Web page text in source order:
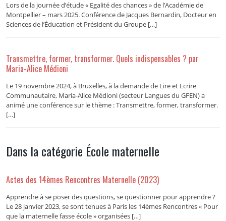
Lors de la journée d’étude « Egalité des chances » de l’Académie de
Montpellier – mars 2025. Conférence de Jacques Bernardin, Docteur en
Sciences de l’Éducation et Président du Groupe […]
Transmettre, former, transformer. Quels indispensables ? par
Maria-Alice Médioni
Le 19 novembre 2024, à Bruxelles, à la demande de Lire et Ecrire
Communautaire, Maria-Alice Médioni (secteur Langues du GFEN) a
animé une conférence sur le thème : Transmettre, former, transformer.
[…]
Dans la catégorie École maternelle
Actes des 14èmes Rencontres Maternelle (2023)
Apprendre à se poser des questions, se questionner pour apprendre ?
Le 28 janvier 2023, se sont tenues à Paris les 14èmes Rencontres « Pour
que la maternelle fasse école » organisées […]